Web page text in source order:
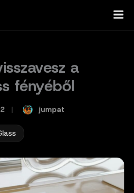
a
fényéből
jumpat